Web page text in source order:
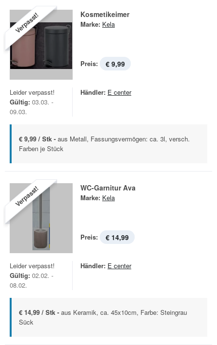
Verpasst! Kosmetikeimer
Marke: Kela
Preis: € 9,99
Leider verpasst!
Gültig: 03.03. -
09.03.
Händler: E center
€ 9,99 / Stk - aus Metall, Fassungsvermögen: ca. 3l, versch.
Farben je Stück
Verpasst! WC-Garnitur Ava
Marke: Kela
Preis: € 14,99
Leider verpasst!
Gültig: 02.02. -
08.02.
Händler: E center
€ 14,99 / Stk - aus Keramik, ca. 45x10cm, Farbe: Steingrau
Sück